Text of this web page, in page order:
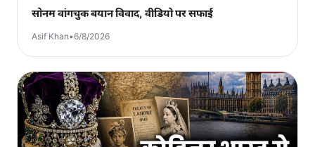
सोनम वांगचुक बयान विवाद, वीडियो पर सफाई
Asif Khan•6/8/2026